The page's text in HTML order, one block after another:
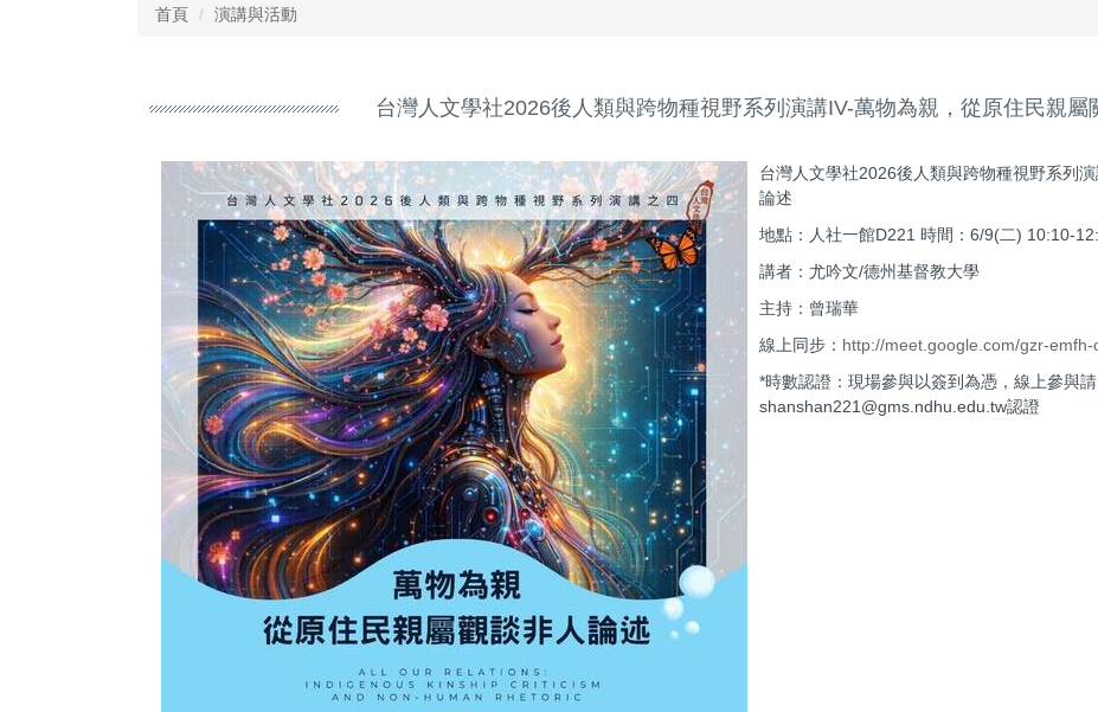
首頁 演講與活動
台灣人文學社2026後人類與跨物種視野系列演講IV-萬物為親，從原住民親屬
台灣人文學社2026後人類與跨物種視野系列
論述
地點：人社一館D221 時間：6/9(二) 10:10-
講者：尤吟文/德州基督教大學
主持：曾瑞華
線上同步： http://meet.google.com/gzr-emfh-
*時數認證：現場參與以簽到為憑，線上參與
shanshan221@gms.ndhu.edu.tw認證